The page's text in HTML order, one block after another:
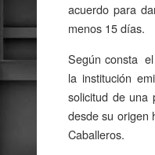
acuerdo para
menos 15 días.
Según consta
la institución
solicitud de una
desde su origen
Caballeros.